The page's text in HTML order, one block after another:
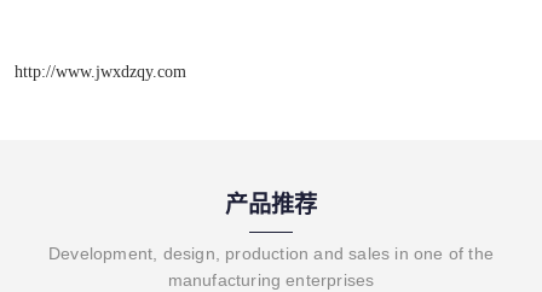
http://www.jwxdzqy.com
产品推荐
Development, design, production and sales in one of the
manufacturing enterprises